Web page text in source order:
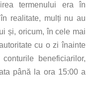
termenului era în
realitate, mulți nu au
și, oricum, în cele mai
cu o zi înainte
beneficiarilor,
până la ora 15:00 a